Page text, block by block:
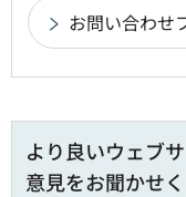
より良いウェブ
意見をお聞かせ